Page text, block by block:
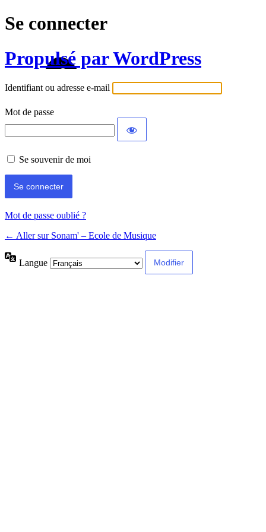
Se connecter
Propulsé par WordPress
Identifiant ou adresse e-mail
Mot de passe
Se souvenir de moi
Mot de passe oublié ?
← Aller sur Sonam' – Ecole de Musique
Langue